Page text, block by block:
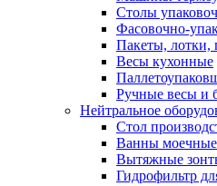
Столы
Фасовочно-
Пакеты, лотки,
Весы кухонные
Ручные весы и
Нейтральное
Cтол
Ванны моечные
Вытяжные
Гидрофильтр